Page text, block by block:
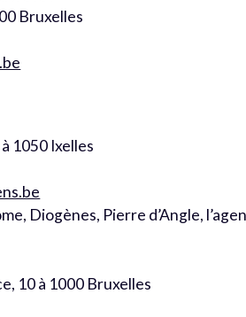
Bruxelles
1050 Ixelles
Diogènes, Pierre d’Angle,
10 à 1000 Bruxelles